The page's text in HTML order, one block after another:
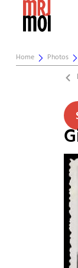
Home Photos